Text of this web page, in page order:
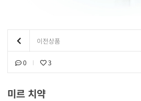
이전상품
0 3
미르 치약